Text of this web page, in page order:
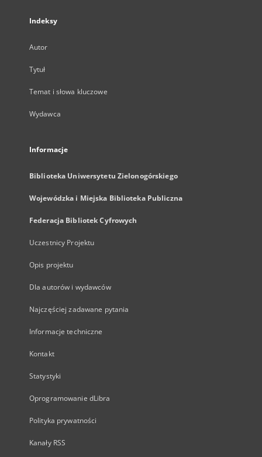
Indeksy
Autor
Tytuł
Temat i słowa kluczowe
Wydawca
Informacje
Biblioteka Uniwersytetu Zielonogórskiego
Wojewódzka i Miejska Biblioteka Publiczna
Federacja Bibliotek Cyfrowych
Uczestnicy Projektu
Opis projektu
Dla autorów i wydawców
Najczęściej zadawane pytania
Informacje techniczne
Kontakt
Statystyki
Oprogramowanie dLibra
Polityka prywatności
Kanały RSS